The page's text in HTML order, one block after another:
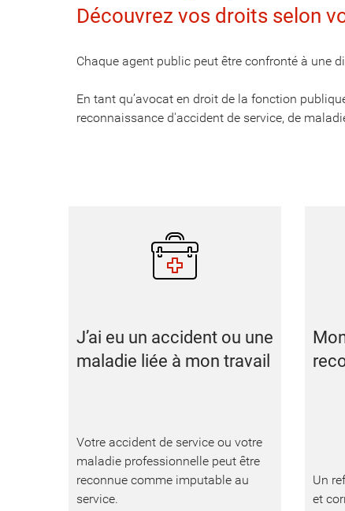
Découvrez vos droits selon
Chaque agent public peut être confronté à une
En tant qu’avocat en droit de la fonction
reconnaissance d'accident de service, de
J’ai eu un accident ou une
maladie liée à mon travail
Votre accident de service ou votre
maladie professionnelle peut être
reconnue comme imputable au
service.
Un
et